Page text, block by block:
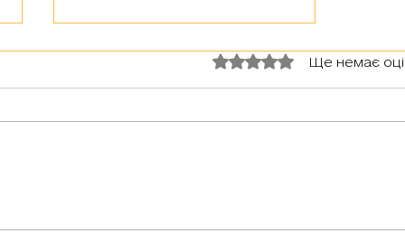
Оцінка: 0 з 5 зірок.Ще немає